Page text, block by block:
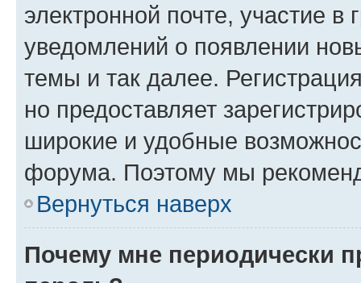
электронной почте, участие в
уведомлений о появлении
темы и так далее.
но предоставляет
широкие и удобные
форума. Поэтому мы
Вернуться наверх
Почему мне периодически